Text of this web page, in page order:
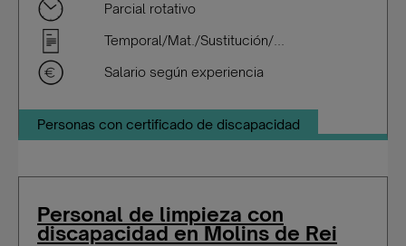
Parcial rotativo
Temporal/Mat./Sustitución/...
Salario según experiencia
Personas con certificado de discapacidad
Personal de limpieza con
discapacidad en Molins de Rei